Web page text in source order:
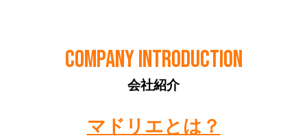
COMPANY INTRODUCTION
会社紹介
マドリエとは？